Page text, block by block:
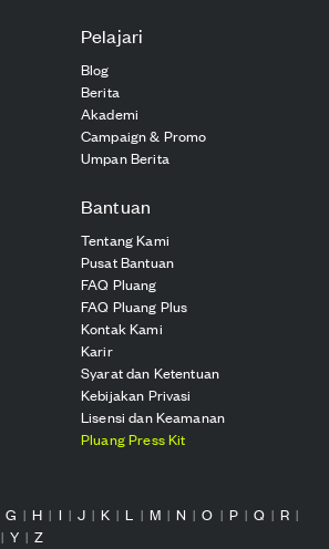
Pelajari
Blog
Berita
Akademi
Campaign & Promo
Umpan Berita
Bantuan
Tentang Kami
Pusat Bantuan
FAQ Pluang
FAQ Pluang Plus
Kontak Kami
Karir
Syarat dan Ketentuan
Kebijakan Privasi
Lisensi dan Keamanan
Pluang Press Kit
G | H | I | J | K | L | M | N | O | P | Q | R |
| Y | Z